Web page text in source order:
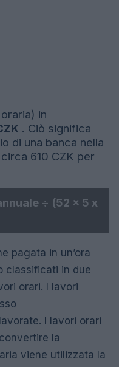
in
. Ciò significa
di una banca nella
610 CZK per
÷ (52 x 5 x
pagata in un’ora
classificati in due
orari. I lavori
I lavori orari
la
viene utilizzata la